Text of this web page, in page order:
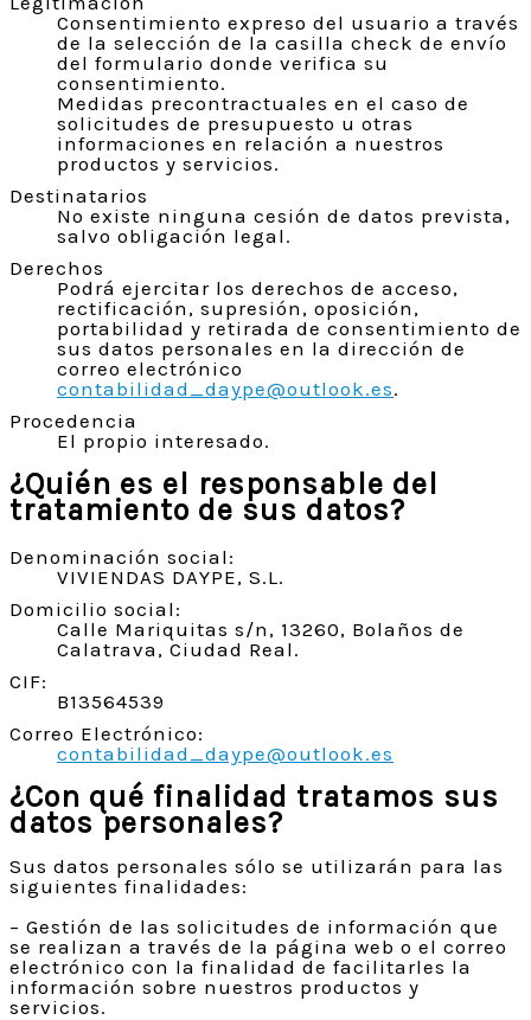
Consentimiento expreso del usuario a través
de la selección de la casilla check de envío
del formulario donde verifica su
consentimiento.
Medidas precontractuales en el caso de
solicitudes de presupuesto u otras
informaciones en relación a nuestros
productos y servicios.
Destinatarios
No existe ninguna cesión de datos prevista,
salvo obligación legal.
Derechos
Podrá ejercitar los derechos de acceso,
rectificación, supresión, oposición,
portabilidad y retirada de consentimiento de
sus datos personales en la dirección de
correo electrónico
contabilidad_daype@outlook.es.
Procedencia
El propio interesado.
¿Quién es el responsable del
tratamiento de sus datos?
Denominación social:
VIVIENDAS DAYPE, S.L.
Domicilio social:
Calle Mariquitas s/n, 13260, Bolaños de
Calatrava, Ciudad Real.
CIF:
B13564539
Correo Electrónico:
contabilidad_daype@outlook.es
¿Con qué finalidad tratamos sus
datos personales?
Sus datos personales sólo se utilizarán para las
siguientes finalidades:
– Gestión de las solicitudes de información que
se realizan a través de la página web o el correo
electrónico con la finalidad de facilitarles la
información sobre nuestros productos y
servicios.